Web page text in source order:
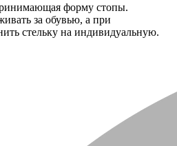
форму стопы.
за обувью, а при
стельку на индивидуальную.